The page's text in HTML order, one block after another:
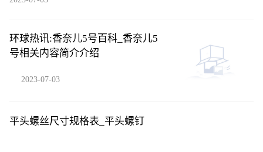
环球热讯:香奈儿5号百科_香奈儿5
号相关内容简介介绍
2023-07-03
平头螺丝尺寸规格表_平头螺钉